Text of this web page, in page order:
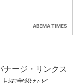
ABEMA TIMES
ナージ・リンクス